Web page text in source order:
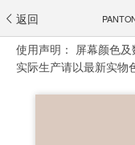
返回
使用声明： 屏幕颜色
实际生产请以最新实物